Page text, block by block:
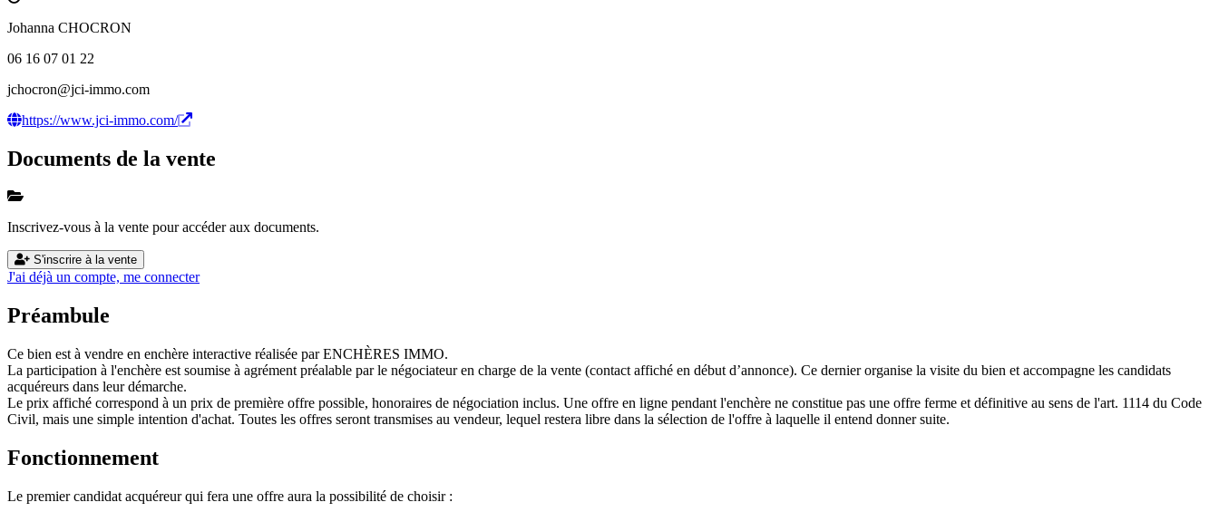
Johanna CHOCRON
06 16 07 01 22
jchocron@jci-immo.com
https://www.jci-immo.com/
Documents de la vente
Inscrivez-vous à la vente pour accéder aux documents.
S'inscrire à la vente
J'ai déjà un compte, me connecter
Préambule
Ce bien est à vendre en enchère interactive réalisée par ENCHÈRES IMMO.
La participation à l'enchère est soumise à agrément préalable par le négociateur en charge de la vente (contact affiché en début d’annonce). Ce dernier organise la visite du bien et accompagne les candidats
acquéreurs dans leur démarche.
Le prix affiché correspond à un prix de première offre possible, honoraires de négociation inclus. Une offre en ligne pendant l'enchère ne constitue pas une offre ferme et définitive au sens de l'art. 1114 du Code
Civil, mais une simple intention d'achat. Toutes les offres seront transmises au vendeur, lequel restera libre dans la sélection de l'offre à laquelle il entend donner suite.
Fonctionnement
Le premier candidat acquéreur qui fera une offre aura la possibilité de choisir :